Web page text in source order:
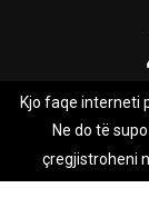
Rreth nesh
Zhurnal.mk është
Kjo faqe interneti
Ne do të
çregjistroheni